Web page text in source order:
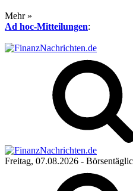
Mehr »
Ad hoc-Mitteilungen:
Freitag, 07.08.2026 -